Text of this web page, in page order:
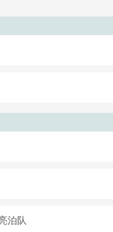
泊队